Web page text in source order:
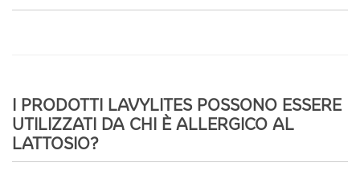
I PRODOTTI LAVYLITES POSSONO ESSERE
UTILIZZATI DA CHI È ALLERGICO AL
LATTOSIO?